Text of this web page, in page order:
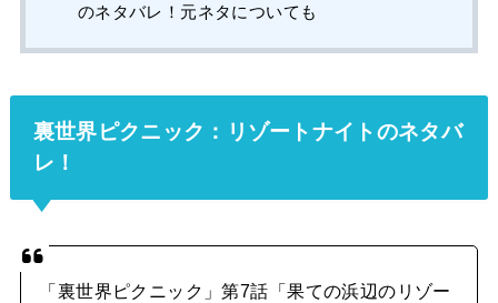
のネタバレ！元ネタについても
裏世界ピクニック：リゾートナイトのネタバ
レ！
「裏世界ピクニック」第7話「果ての浜辺のリゾー